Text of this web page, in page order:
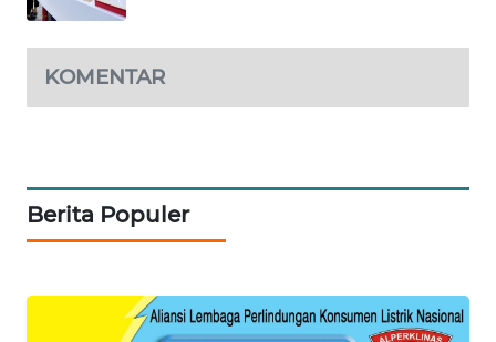
KOMENTAR
Berita Populer
WAHANANEWS
SPORT